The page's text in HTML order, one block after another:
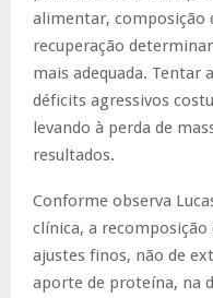
alimentar, composição
recuperação
mais adequada. Tentar
déficits agressivos
levando à perda de
resultados.
Conforme observa
clínica, a
ajustes finos, não de
aporte de proteína, na